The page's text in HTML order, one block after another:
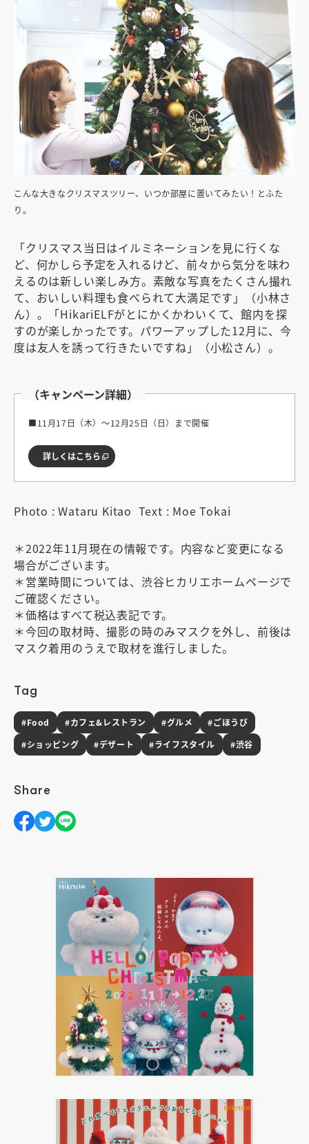
こんな大きなクリスマスツリー、いつか部屋に置いてみたい！とふた
り。
「クリスマス当日はイルミネーションを見に行くな
ど、何かしら予定を入れるけど、前々から気分を味わ
えるのは新しい楽しみ方。素敵な写真をたくさん撮れ
て、おいしい料理も食べられて大満足です」（小林さ
ん）。「HikariELFがとにかくかわいくて、館内を探
すのが楽しかったです。パワーアップした12月に、今
度は友人を誘って行きたいですね」（小松さん）。
（キャンペーン詳細）
■11月17日（木）〜12月25日（日）まで開催
詳しくはこちら
Photo : Wataru Kitao Text : Moe Tokai
＊2022年11月現在の情報です。内容など変更になる
場合がございます。
＊営業時間については、渋谷ヒカリエホームページで
ご確認ください。
＊価格はすべて税込表記です。
＊今回の取材時、撮影の時のみマスクを外し、前後は
マスク着用のうえで取材を進行しました。
Tag
#Food #カフェ&レストラン #グルメ
#ごほうび
#ショッピング
#デザート #ライフスタイル #渋谷
Share